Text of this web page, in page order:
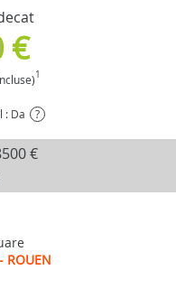
€
1
: Da ?
€
ROUEN